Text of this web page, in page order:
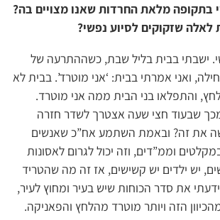
בתקופה מלאת החרדות שאנו מצויים בה?
לאלה שזקוקים לסיוע נפשי?
ישבתי בבית בליל שבת, כשההתרעה של
ואני אמרתי בבית: ‘אני מוטרד’. בבית לא
והתפלאו בני הבית ממה אני מוטרד.
שבעוד חצי שעה אצטרך לשדר חזרה
את זה? ובאמת השתמע אח”כ שאנשים
וממ”דים, וזה יכול לגרום לאסונות
יש ילדים יש קשישים, אז זה מה שהטריד
את סדר הכוחות שיש בעיר ומחוץ לעיר,
הזה ויותר מוטרד מהלחץ והפאניקה.